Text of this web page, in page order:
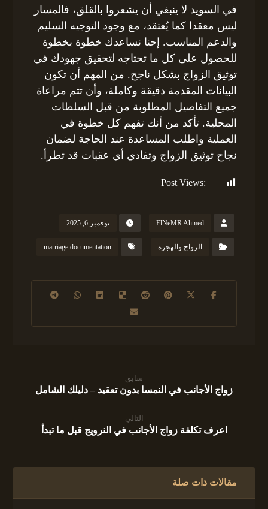
في السويد لا ينبغي أن يشعروا بالقلق، فالمسار
ليس معقدا كما يُعتقد، مع وجود التوجيه السليم
والدعم المناسب. إحنا نساعدك خطوة بخطوة
للحصول على كل ما تحتاجه لتحقيق جهودك في
توثيق الزواج بشكل ناجح. من المهم أن تكون
البيانات المقدمة دقيقة وكاملة، وأن تتم مراعاة
جميع التفاصيل المطلوبة من قبل السلطات
المحلية. تأكد من أنك تفهم كل خطوة في
العملية واطلب المساعدة عند الحاجة لضمان
نجاح توثيق الزواج وتفادي أي عقبات قد تطرأ.
Post Views:
ElNeMR Ahmed نوفمبر 6, 2025
الزواج والهجرة marriage documentation
سابق
زواج الأجانب في النمسا بدون تعقيد – دليلك الشامل
التالي
اعرف تكلفة زواج الأجانب في النرويج قبل ما تبدأ
مقالات ذات صلة